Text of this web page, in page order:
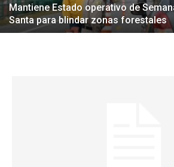
Mantiene Estado operativo de
Santa para blindar zonas forestales